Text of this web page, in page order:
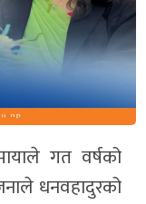
गत वर्षको
धनवहादुरको